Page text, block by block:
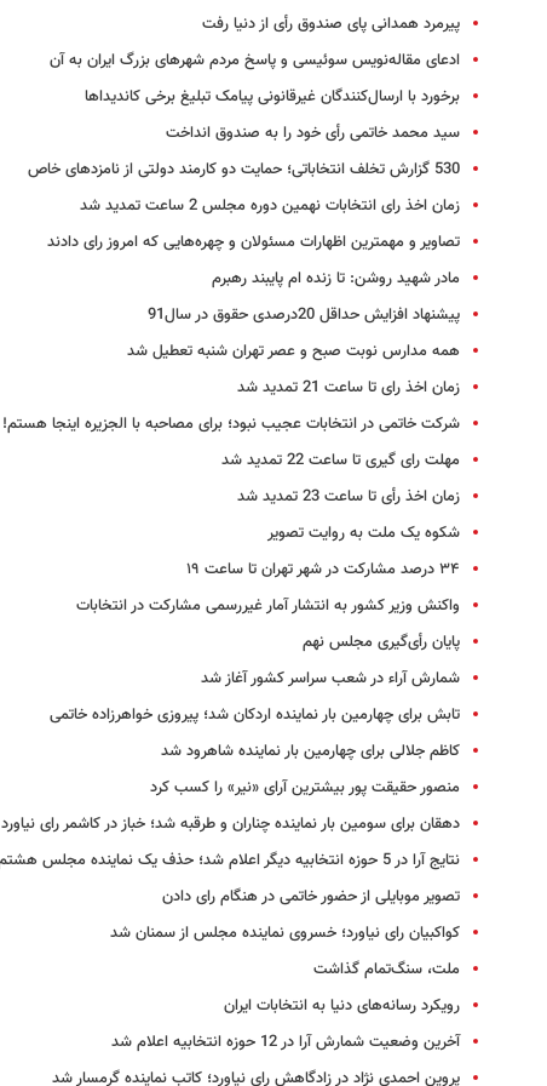
پیرمرد همدانی پای صندوق رأی از دنیا رفت
ادعای مقاله‌نویس سوئیسی و پاسخ مردم شهرهای بزرگ ایران به آن
برخورد با ارسال‌کنندگان غیرقانونی پیامک تبلیغ برخی کاندیداها
سید محمد خاتمی رأی خود را به صندوق انداخت
530 گزارش تخلف انتخاباتی؛ حمایت دو کارمند دولتی از نامزدهای خاص
زمان اخذ رای انتخابات نهمین دوره مجلس 2 ساعت تمدید شد
تصاویر و مهمترین اظهارات مسئولان و چهره‌هایی که امروز رای دادند
مادر شهید روشن: تا زنده ام پایبند رهبرم
پیشنهاد افزایش حداقل 20درصدی حقوق در سال91
همه مدارس نوبت صبح و عصر تهران شنبه تعطیل شد
زمان اخذ رای تا ساعت 21 تمدید شد
شرکت خاتمی در انتخابات عجیب نبود؛ برای مصاحبه با الجزیره اینجا هستم!
مهلت رای گیری تا ساعت 22 تمدید شد
زمان اخذ رأی تا ساعت 23 تمدید شد
شکوه یک ملت به روایت تصویر
۳۴ درصد مشارکت در شهر تهران تا ساعت ۱۹
واکنش وزیر کشور به انتشار آمار غیررسمی مشارکت در انتخابات
پایان رأی‌گیری مجلس نهم
شمارش آراء در شعب سراسر کشور آغاز شد
تابش برای چهارمین بار نماینده اردکان شد؛ پیروزی خواهرزاده خاتمی
کاظم جلالی برای چهارمین بار نماینده شاهرود شد
منصور حقیقت پور بیشترین آرای «نیر» را کسب کرد
دهقان برای سومین بار نماینده چناران و طرقبه شد؛ خباز در کاشمر رای نیاورد
نتایج آرا در 5 حوزه انتخابیه دیگر اعلام شد؛ حذف یک نماینده مجلس هشتم
تصویر موبایلی از حضور خاتمی در هنگام رای دادن
کواکبیان رای نیاورد؛ خسروی نماینده مجلس از سمنان شد
ملت، سنگ‌تمام گذاشت
رویکرد رسانه‌های دنیا به انتخابات ایران
آخرین وضعیت شمارش آرا در 12 حوزه انتخابیه اعلام شد
پروین احمدی نژاد در زادگاهش رای نیاورد؛ کاتب نماینده گرمسار شد